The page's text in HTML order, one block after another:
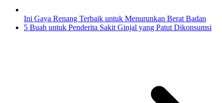
Ini Gaya Renang Terbaik untuk Menurunkan Berat Badan
5 Buah untuk Penderita Sakit Ginjal yang Patut Dikonsumsi